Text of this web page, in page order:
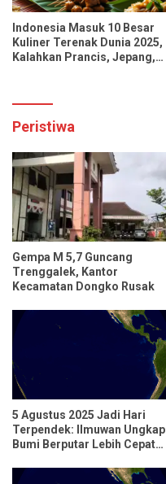
Indonesia Masuk 10 Besar
Kuliner Terenak Dunia 2025,
Kalahkan Prancis, Jepang,
Peristiwa
Gempa M 5,7 Guncang
Trenggalek, Kantor
Kecamatan Dongko Rusak
5 Agustus 2025 Jadi Hari
Terpendek: Ilmuwan Ungkap
Bumi Berputar Lebih Cepat